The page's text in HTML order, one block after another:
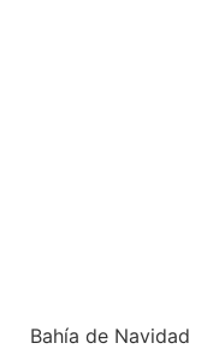
Bahía de Navidad